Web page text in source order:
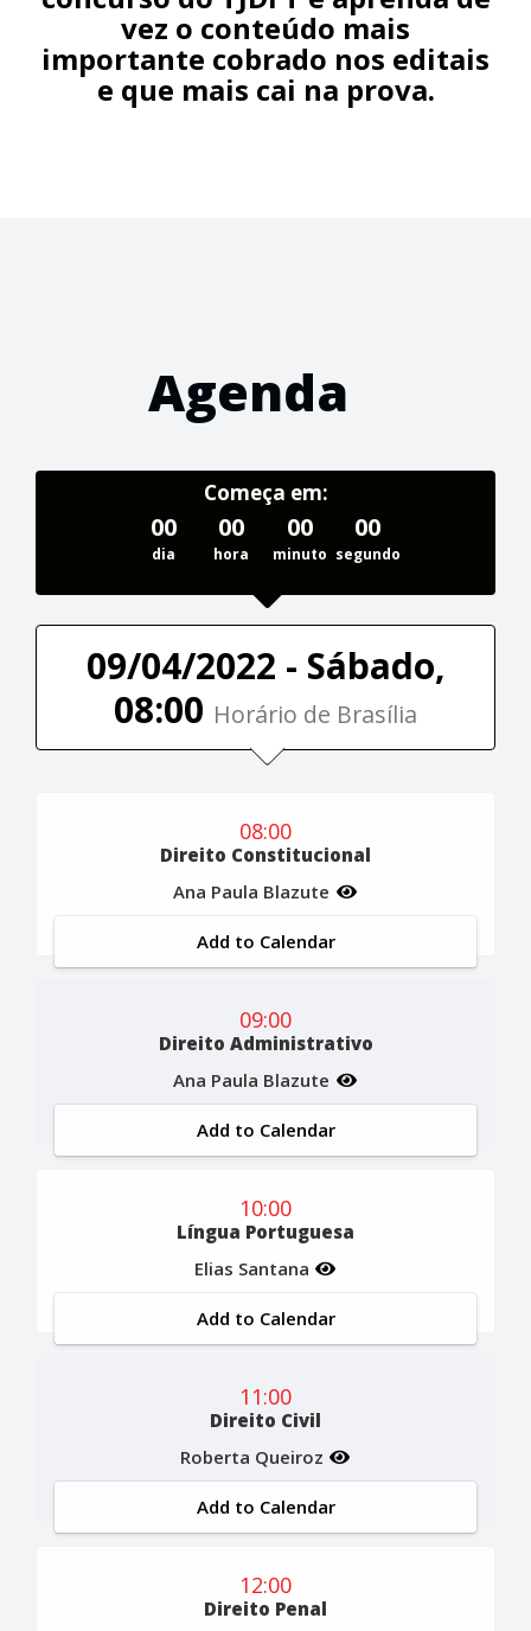
vez o conteúdo mais
importante cobrado nos editais
e que mais cai na prova.
Agenda
Começa em:
00
dia
00
hora
00
minuto
00
segundo
09/04/2022 - Sábado,
08:00 Horário de Brasília
08:00
Direito Constitucional
Ana Paula Blazute
Add to Calendar
09:00
Direito Administrativo
Ana Paula Blazute
Add to Calendar
10:00
Língua Portuguesa
Elias Santana
Add to Calendar
11:00
Direito Civil
Roberta Queiroz
Add to Calendar
12:00
Direito Penal